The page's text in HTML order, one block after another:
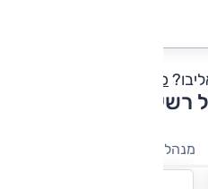
כתבו חוות דעת
רשימת דגמים
מנהלים